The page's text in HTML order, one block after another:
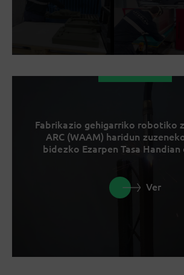
Fabrikazio gehigarriko robotiko
ARC (WAAM) haridun
bidezko Ezarpen Tasa
Ver